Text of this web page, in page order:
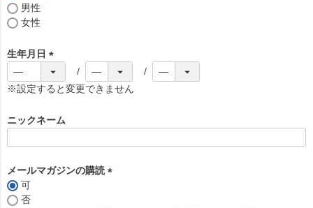
男性
女性
生年月日
(
必
)
※設定すると変更できません
ニックネーム
メールマガジンの購読
可
否